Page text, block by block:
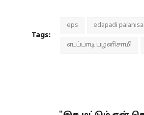
Tags:
eps edapadi
எடப்பாடி பழனிசாமி